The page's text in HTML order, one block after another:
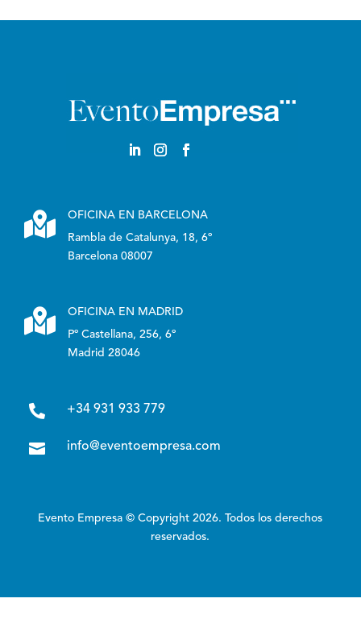

OFICINA EN BARCELONA
Rambla de Catalunya, 18, 6º
Barcelona 08007

OFICINA EN MADRID
Pº Castellana, 256, 6º
Madrid 28046
 +34 931 933 779
 info@eventoempresa.com
Evento Empresa © Copyright 2026. Todos los derechos
reservados.